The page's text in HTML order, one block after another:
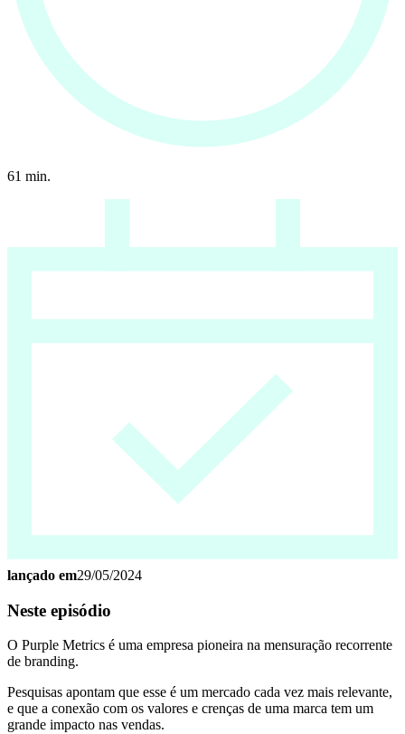
61 min.
lançado em29/05/2024
Neste episódio
O Purple Metrics é uma empresa pioneira na mensuração recorrente
de branding.
Pesquisas apontam que esse é um mercado cada vez mais relevante,
e que a conexão com os valores e crenças de uma marca tem um
grande impacto nas vendas.